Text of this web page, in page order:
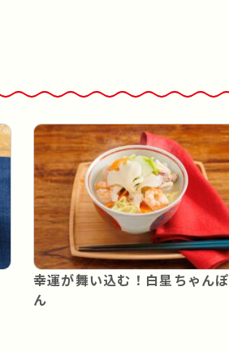
幸運が舞い込む！白星ちゃんぽ
ん